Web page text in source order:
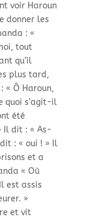
voir Haroun
donner les
: «
tout
qu’il
plus tard,
« Ô Haroun,
quoi s’agit-il
été
Il dit : « As-
: « oui ! » Il
et a
« Où
est assis
»
et vit